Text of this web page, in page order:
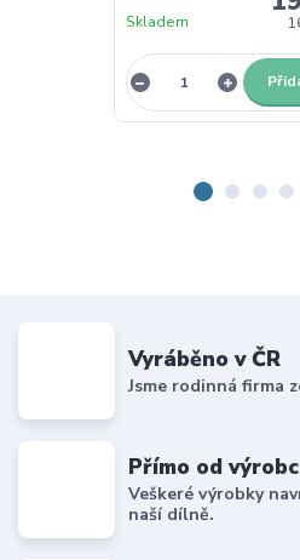
Skladem
Vyráběno v ČR
Jsme rodinná firma
Přímo od
Veškeré výrobky
naší dílně.